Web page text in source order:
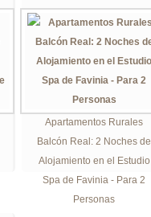
Apartamentos Rurales
Balcón Real: 2 Noches de
Alojamiento en el Estudio
Spa de Favinia - Para 2
Personas